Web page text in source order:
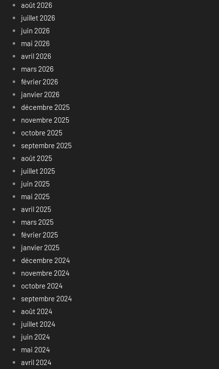
août 2026
juillet 2026
juin 2026
mai 2026
avril 2026
mars 2026
février 2026
janvier 2026
décembre 2025
novembre 2025
octobre 2025
septembre 2025
août 2025
juillet 2025
juin 2025
mai 2025
avril 2025
mars 2025
février 2025
janvier 2025
décembre 2024
novembre 2024
octobre 2024
septembre 2024
août 2024
juillet 2024
juin 2024
mai 2024
avril 2024